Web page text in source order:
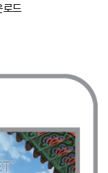
로드